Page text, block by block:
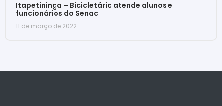
Itapetininga – Bicicletário atende alunos e
funcionários do Senac
11 de março de 2022